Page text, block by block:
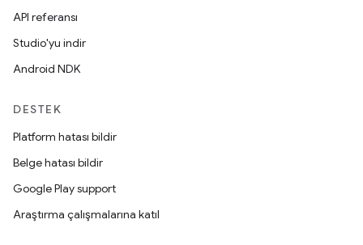
API referansı
Studio'yu indir
Android NDK
DESTEK
Platform hatası bildir
Belge hatası bildir
Google Play support
Araştırma çalışmalarına katıl